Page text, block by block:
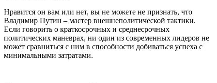
Нравится он вам или нет, вы не можете не признать, что
Владимир Путин – мастер внешнеполитической тактики.
Если говорить о краткосрочных и среднесрочных
политических маневрах, ни один из современных лидеров не
может сравниться с ним в способности добиваться успеха с
минимальными затратами.